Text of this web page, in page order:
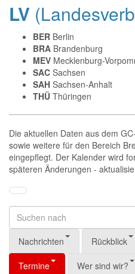
LV
BER Berlin
BRA Brandenburg
MEV Mecklenburg-
SAC Sachsen
SAH Sachsen-Anhalt
THÜ Thüringen
Die aktuellen Daten aus dem
sowie weitere für den Bereich
eingepflegt. Der Kalender wird
späteren Änderungen -
Nachrichten Rückblick
Termine Wer sind wir?